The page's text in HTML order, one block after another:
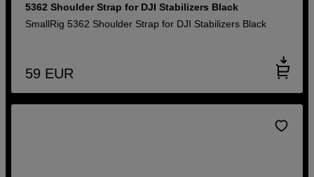
5362 Shoulder Strap for DJI Stabilizers Black
SmallRig 5362 Shoulder Strap for DJI Stabilizers Black
59 EUR